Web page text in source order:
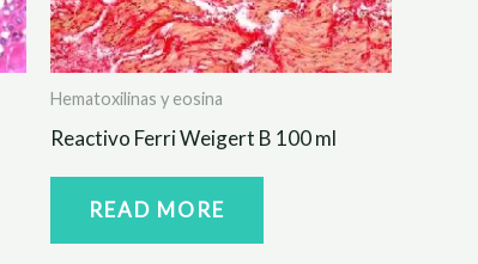
Hematoxilinas y eosina
Reactivo Ferri Weigert B 100 ml
READ MORE